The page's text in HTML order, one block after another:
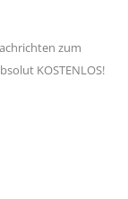
zum
KOSTENLOS!